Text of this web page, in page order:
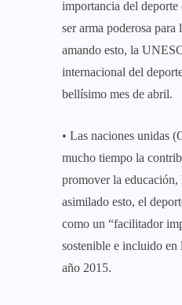
importancia del
ser arma poderosa
amando esto, la
internacional del
bellísimo mes de abril.
• Las naciones unidas
mucho tiempo la
promover la educación,
asimilado esto, el
como un “facilitador
sostenible e incluido
año 2015.